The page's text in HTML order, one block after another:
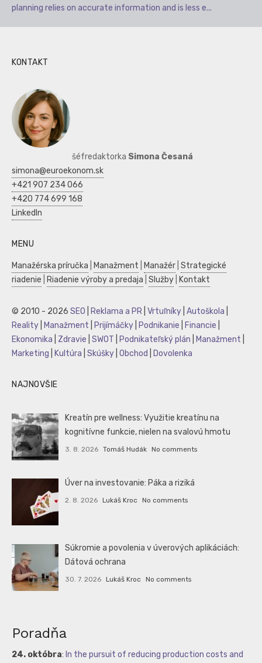
planning relies on accurate information and is less e...
KONTAKT
šéfredaktorka Simona Česaná
simona@euroekonom.sk
+421 907 234 066
+420 774 699 168
LinkedIn
MENU
Manažérska príručka Manažment Manažér Strategické
riadenie
Riadenie výroby a predaja Služby Kontakt
© 2010 - 2026 SEO Reklama a PR Vrtuľníky Autoškola
Reality
Manažment Prijímáčky Podnikanie Financie
Ekonomika
Zdravie SWOT Podnikateľský plán Manažment
Marketing
Kultúra Skúšky Obchod Dovolenka
NAJNOVŠIE
Kreatín pre wellness: Využitie kreatínu na
kognitívne funkcie, nielen na svalovú hmotu
3. 8. 2026 Tomáš Hudák No comments
Úver na investovanie: Páka a riziká
2. 8. 2026 Lukáš Kroc No comments
Súkromie a povolenia v úverových aplikáciách:
Dátová ochrana
30. 7. 2026 Lukáš Kroc No comments
Poradňa
24. októbra: In the pursuit of reducing production costs and